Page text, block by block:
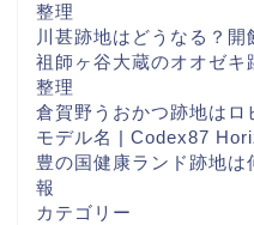
整理
川甚跡地はどうなる？
祖師ヶ谷大蔵のオオゼキ
整理
倉賀野うおかつ跡地はロ
モデル名 | Codex87
豊の国健康ランド跡地
報
カテゴリー